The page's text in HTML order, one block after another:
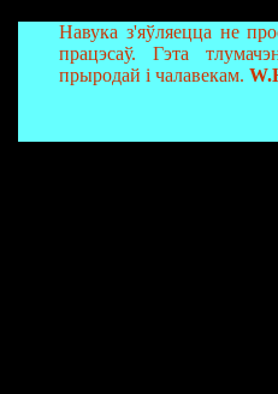
Навука з'яўляецца не
працэсаў. Гэта
прыродай і чалавекам.